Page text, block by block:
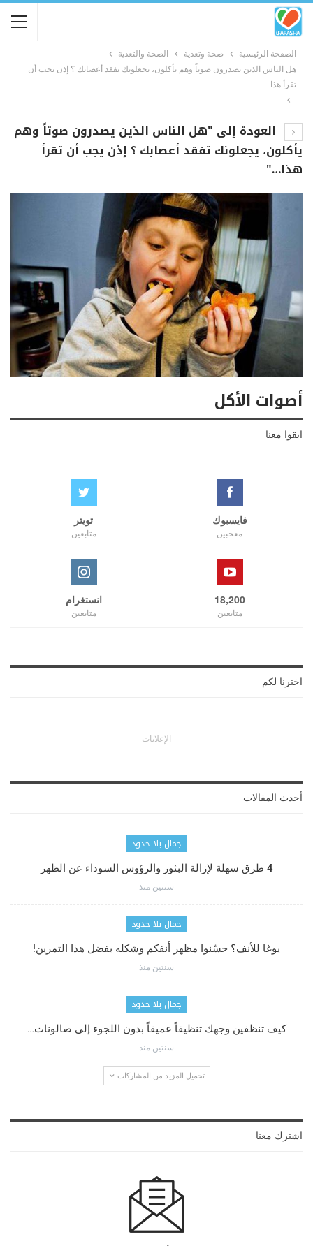
الصفحة الرئيسية صحة وتغذية
الصحة والتغذية
هل الناس الذين يصدرون صوتاً وهم يأكلون، يجعلونك تفقد أعصابك ؟ إذن يجب أن
تقرأ هذا…
العودة إلى "هل الناس الذين يصدرون صوتاً وهم
يأكلون، يجعلونك تفقد أعصابك ؟ إذن يجب أن تقرأ
هذا…"
أصوات الأكل
ابقوا معنا
فايسبوك
معجبين
تويتر
متابعين
18,200
متابعين
انستغرام
متابعين
اخترنا لكم
- الإعلانات -
أحدث المقالات
جمال بلا حدود
4 طرق سهلة لإزالة البثور والرؤوس السوداء عن الظهر
سنتين منذ
جمال بلا حدود
يوغا للأنف؟ حسّنوا مظهر أنفكم وشكله بفضل هذا التمرين!
سنتين منذ
جمال بلا حدود
كيف تنظفين وجهك تنظيفاً عميقاً بدون اللجوء إلى صالونات…
سنتين منذ
تحميل المزيد من المشاركات
اشترك معنا